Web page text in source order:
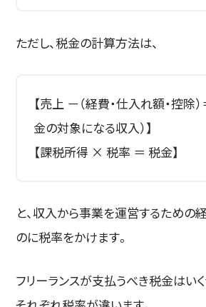
ただし、税金の計算方法は、
【売上 －（経費・仕入れ額・控除
金の対象になる収入）】
【課税所得 × 税率 ＝ 税金】
と、収入から事業を運営するための
のに税率をかけます。
フリーランスが支払うべき税金はい